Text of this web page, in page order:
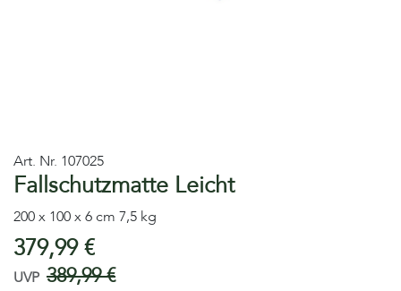
Art. Nr. 107025
Fallschutzmatte Leicht
200 x 100 x 6 cm 7,5 kg
379,99€
UVP 389,99€